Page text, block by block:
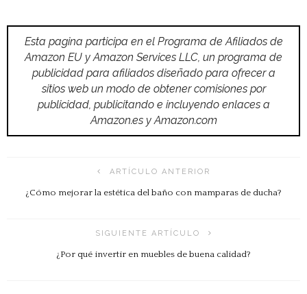
Esta pagina participa en el Programa de Afiliados de
Amazon EU y Amazon Services LLC, un programa de
publicidad para afiliados diseñado para ofrecer a
sitios web un modo de obtener comisiones por
publicidad, publicitando e incluyendo enlaces a
Amazon.es y Amazon.com
ARTÍCULO ANTERIOR
¿Cómo mejorar la estética del baño con mamparas de ducha?
SIGUIENTE ARTÍCULO
¿Por qué invertir en muebles de buena calidad?